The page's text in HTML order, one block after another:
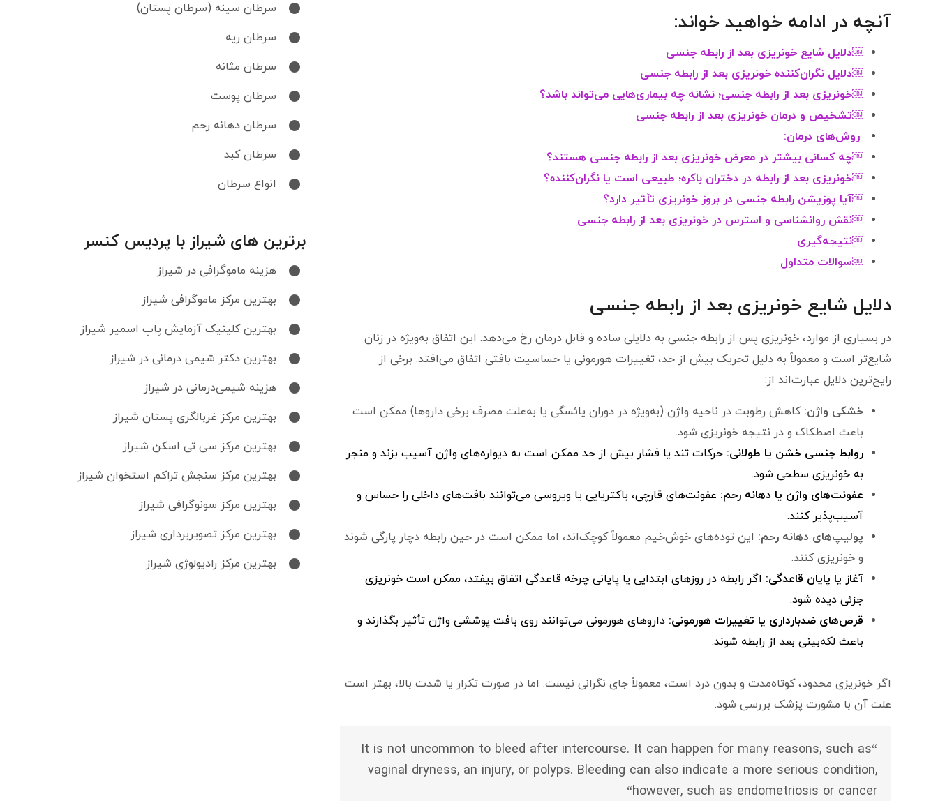
آنچه در ادامه خواهید خواند:
￼دلایل شایع خونریزی بعد از رابطه جنسی
￼دلایل نگران‌کننده خونریزی بعد از رابطه جنسی
￼خونریزی بعد از رابطه جنسی؛ نشانه چه بیماری‌هایی می‌تواند باشد؟
￼تشخیص و درمان خونریزی بعد از رابطه جنسی
روش‌های درمان:
￼چه کسانی بیشتر در معرض خونریزی بعد از رابطه جنسی هستند؟
￼خونریزی بعد از رابطه در دختران باکره؛ طبیعی است یا نگران‌کننده؟
￼آیا پوزیشن رابطه جنسی در بروز خونریزی تأثیر دارد؟
￼نقش روانشناسی و استرس در خونریزی بعد از رابطه جنسی
￼نتیجه‌گیری
￼سوالات متداول
دلایل شایع خونریزی بعد از رابطه جنسی
در بسیاری از موارد، خونریزی پس از رابطه جنسی به دلایلی ساده و قابل درمان رخ می‌دهد. این اتفاق به‌ویژه در زنان
شایع‌تر است و معمولاً به دلیل تحریک بیش از حد، تغییرات هورمونی یا حساسیت بافتی اتفاق می‌افتد. برخی از
رایج‌ترین دلایل عبارت‌اند از:
خشکی واژن: کاهش رطوبت در ناحیه واژن (به‌ویژه در دوران یائسگی یا به‌علت مصرف برخی داروها) ممکن است
باعث اصطکاک و در نتیجه خونریزی شود.
روابط جنسی خشن یا طولانی: حرکات تند یا فشار بیش از حد ممکن است به دیواره‌های واژن آسیب بزند و منجر
به خونریزی سطحی شود.
عفونت‌های واژن یا دهانه رحم: عفونت‌های قارچی، باکتریایی یا ویروسی می‌توانند بافت‌های داخلی را حساس و
آسیب‌پذیر کنند.
پولیپ‌های دهانه رحم: این توده‌های خوش‌خیم معمولاً کوچک‌اند، اما ممکن است در حین رابطه دچار پارگی شوند
و خونریزی کنند.
آغاز یا پایان قاعدگی: اگر رابطه در روزهای ابتدایی یا پایانی چرخه قاعدگی اتفاق بیفتد، ممکن است خونریزی
جزئی دیده شود.
قرص‌های ضدبارداری یا تغییرات هورمونی: داروهای هورمونی می‌توانند روی بافت پوششی واژن تأثیر بگذارند و
باعث لکه‌بینی بعد از رابطه شوند.
اگر خونریزی محدود، کوتاه‌مدت و بدون درد است، معمولاً جای نگرانی نیست. اما در صورت تکرار یا شدت بالا، بهتر است
علت آن با مشورت پزشک بررسی شود.
“It is not uncommon to bleed after intercourse. It can happen for many reasons, such as
vaginal dryness, an injury, or polyps. Bleeding can also indicate a more serious condition,
however, such as endometriosis or cancer“
سرطان سینه (سرطان پستان)
سرطان ریه
سرطان مثانه
سرطان پوست
سرطان دهانه رحم
سرطان کبد
انواع سرطان
برترین های شیراز با پردیس کنسر
هزینه ماموگرافی در شیراز
بهترین مرکز ماموگرافی شیراز
بهترین کلینیک آزمایش پاپ اسمیر شیراز
بهترین دکتر شیمی‌ درمانی در شیراز
هزینه شیمی‌درمانی در شیراز
بهترین مرکز غربالگری پستان شیراز
بهترین مرکز سی تی اسکن شیراز
بهترین مرکز سنجش تراکم استخوان شیراز
بهترین مرکز سونوگرافی شیراز
بهترین مرکز تصویربرداری شیراز
بهترین مرکز رادیولوژی شیراز